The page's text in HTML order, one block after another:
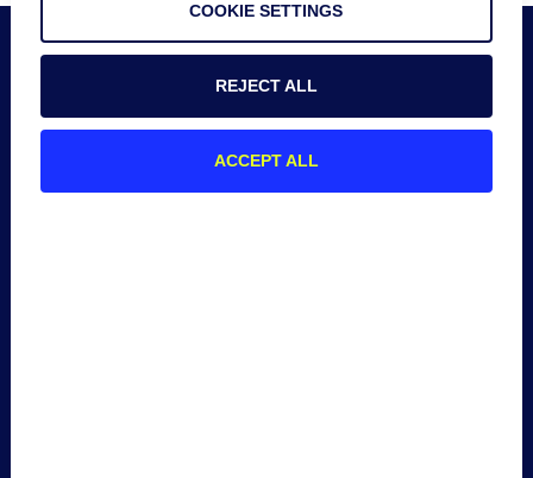
Transformez chaque donnée
de télémétrie en actionavec
COOKIE SETTINGS
REJECT ALL
ACCEPT ALL